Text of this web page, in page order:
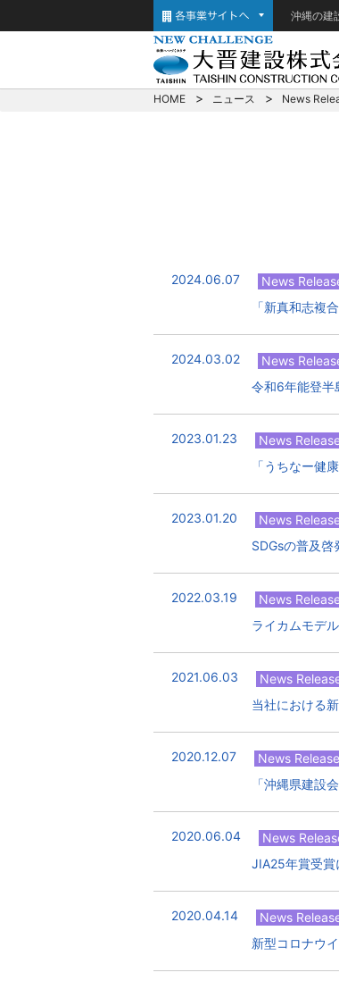
沖縄の建
HOME ニュース News
2024.06.07 News
「新真和志複
2024.03.02 News
令和6年能登半
2023.01.23
News
「うちなー健
2023.01.20
News
SDGsの普及
2022.03.19
News
ライカムモデ
2021.06.03 News
当社における
2020.12.07 News Release
「沖縄県建設
2020.06.04 News
JIA25年賞受賞
2020.04.14 News
新型コロナウ